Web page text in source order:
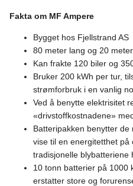
Fakta om MF Ampere
Bygget hos Fjellstrand AS
80 meter lang og 20
Kan frakte 120 biler og
Bruker 200 kWh per tur,
strømforbruk i en vanlig
Ved å benytte elektrisitet
«drivstoffkostnadene»
Batteripakken benytter
vise til en energitetthet
tradisjonelle blybatteriene
10 tonn batterier på 1000
erstatter store og